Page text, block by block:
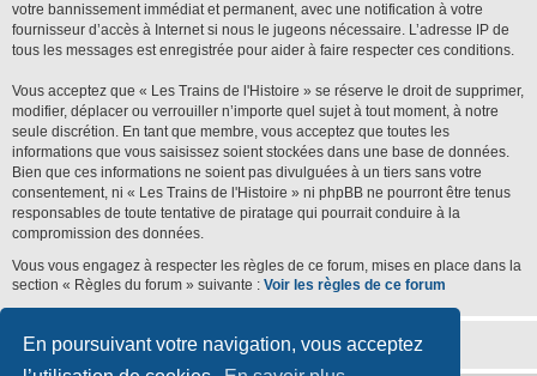
En poursuivant votre navigation, vous acceptez
votre bannissement immédiat et permanent, avec une notification à votre
fournisseur d’accès à Internet si nous le jugeons nécessaire. L’adresse IP de
tous les messages est enregistrée pour aider à faire respecter ces conditions.
Vous acceptez que « Les Trains de l'Histoire » se réserve le droit de supprimer,
modifier, déplacer ou verrouiller n’importe quel sujet à tout moment, à notre
seule discrétion. En tant que membre, vous acceptez que toutes les
informations que vous saisissez soient stockées dans une base de données.
Bien que ces informations ne soient pas divulguées à un tiers sans votre
consentement, ni « Les Trains de l'Histoire » ni phpBB ne pourront être tenus
responsables de toute tentative de piratage qui pourrait conduire à la
compromission des données.
Vous vous engagez à respecter les règles de ce forum, mises en place dans la
section « Règles du forum » suivante : Voir les règles de ce forum